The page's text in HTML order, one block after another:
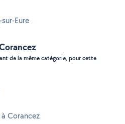
Eure
de la même catégorie, pour cette
Corancez